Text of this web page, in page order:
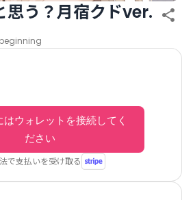
う？月宿クドver.
ウォレットを接続してく
ださい
で支払いを受け取る